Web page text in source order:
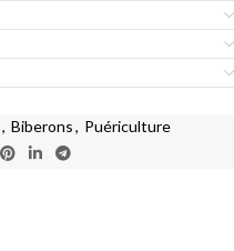
, Biberons, Puériculture